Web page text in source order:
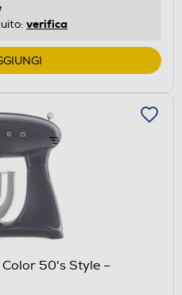
verifica
50's Style –